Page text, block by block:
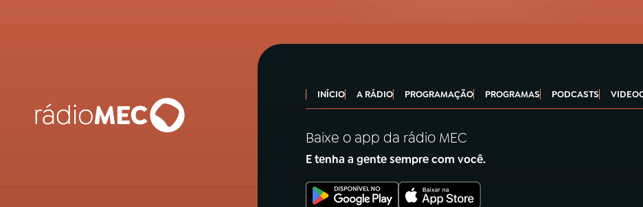
INÍCIO A RÁDIO PROGRAMAÇÃO PROGRAMAS PODCASTS
Baixe o app da rádio MEC
E tenha a gente sempre com você.